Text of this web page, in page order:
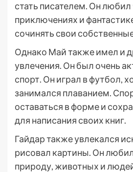
стать писателем. Он любил
приключениях и
сочинять свои
Однако Май также имел и
увлечения. Он был очень
спорт. Он играл в футбол,
занимался плаванием.
оставаться в форме и
для написания своих книг.
Гайдар также увлекался
рисовал картины. Он
природу, животных и